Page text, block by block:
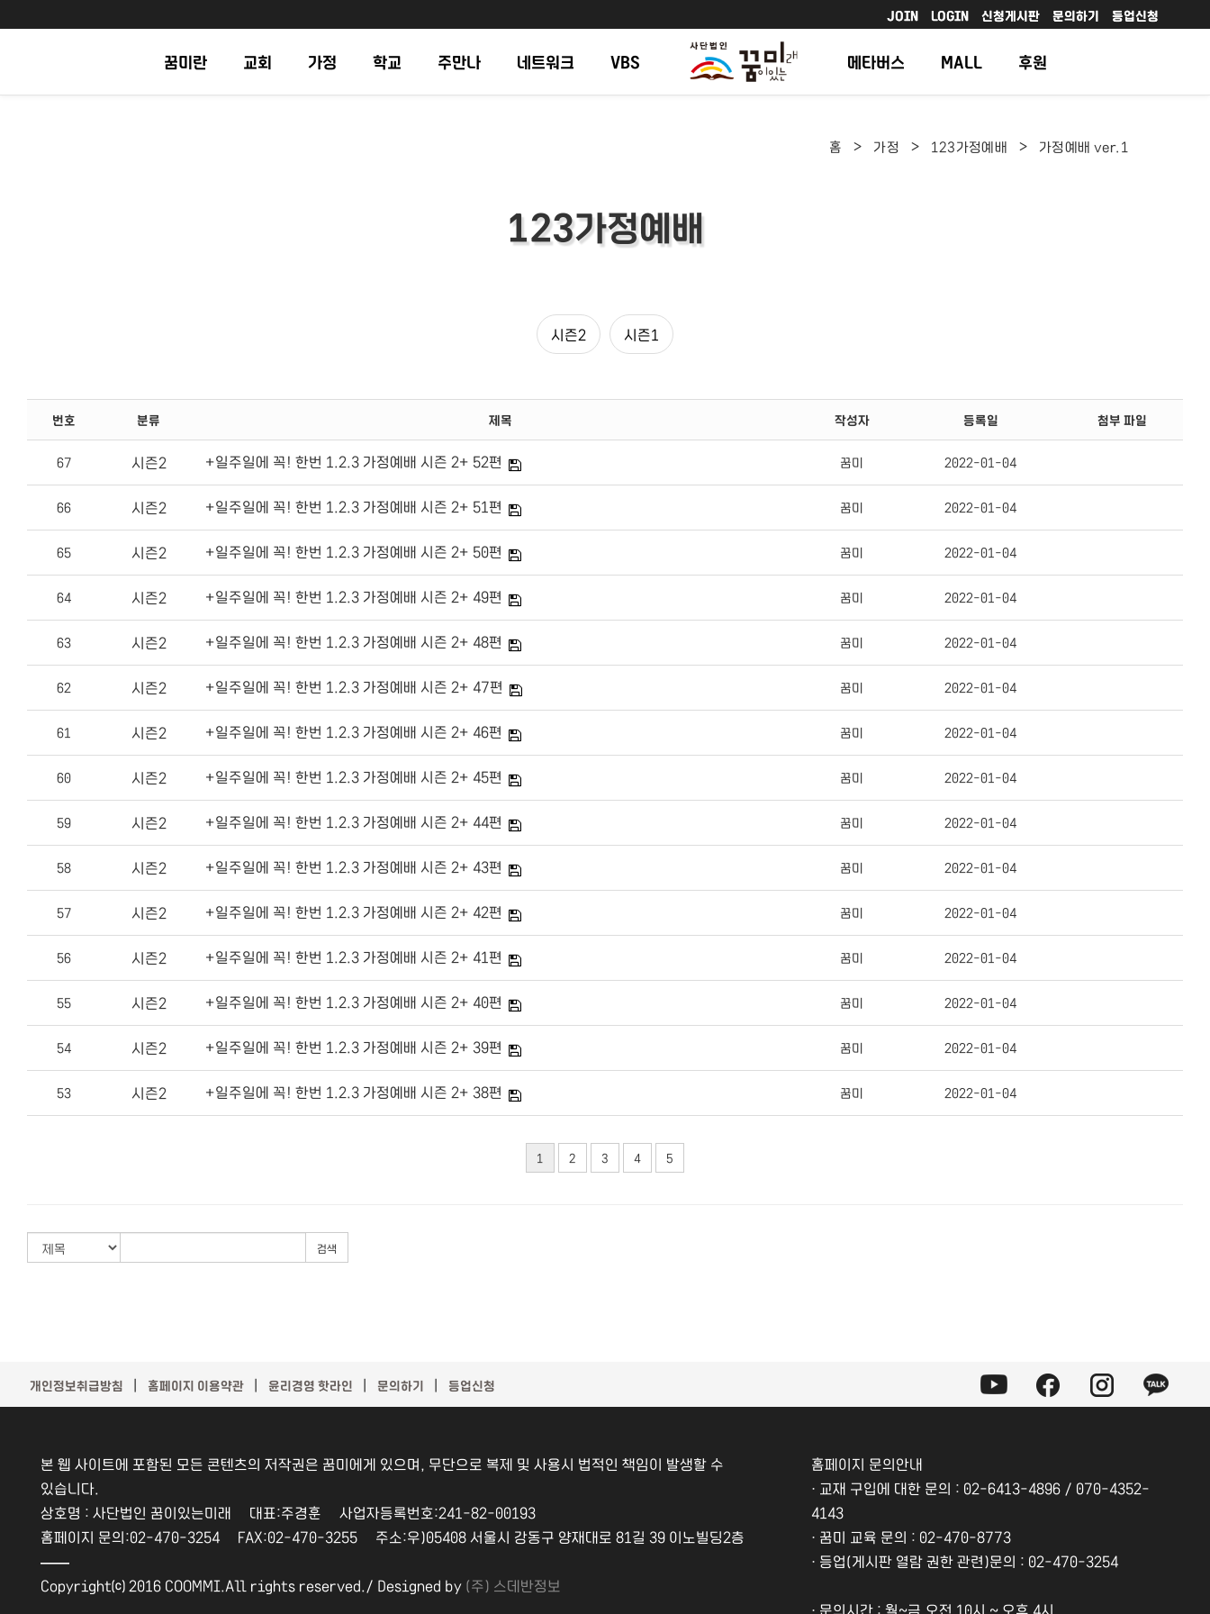
JOIN LOGIN 신청게시판 문의하기 등업신청
꿈미란 교회 가정 학교 주만나 네트워크 VBS 메타버스 MALL 후원
홈 > 가정 > 123가정예배 > 가정예배 ver.1
123가정예배
시즌2 시즌1
번호 분류 제목 작성자 등록일 첨부 파일
67 시즌2 +일주일에 꼭! 한번 1.2.3 가정예배 시즌 2+ 52편 꿈미 2022-01-04
66 시즌2 +일주일에 꼭! 한번 1.2.3 가정예배 시즌 2+ 51편 꿈미 2022-01-04
65 시즌2 +일주일에 꼭! 한번 1.2.3 가정예배 시즌 2+ 50편 꿈미 2022-01-04
64 시즌2 +일주일에 꼭! 한번 1.2.3 가정예배 시즌 2+ 49편 꿈미 2022-01-04
63 시즌2 +일주일에 꼭! 한번 1.2.3 가정예배 시즌 2+ 48편 꿈미 2022-01-04
62 시즌2 +일주일에 꼭! 한번 1.2.3 가정예배 시즌 2+ 47편 꿈미 2022-01-04
61 시즌2 +일주일에 꼭! 한번 1.2.3 가정예배 시즌 2+ 46편 꿈미 2022-01-04
60 시즌2 +일주일에 꼭! 한번 1.2.3 가정예배 시즌 2+ 45편 꿈미 2022-01-04
59 시즌2 +일주일에 꼭! 한번 1.2.3 가정예배 시즌 2+ 44편 꿈미 2022-01-04
58 시즌2 +일주일에 꼭! 한번 1.2.3 가정예배 시즌 2+ 43편 꿈미 2022-01-04
57 시즌2 +일주일에 꼭! 한번 1.2.3 가정예배 시즌 2+ 42편 꿈미 2022-01-04
56 시즌2 +일주일에 꼭! 한번 1.2.3 가정예배 시즌 2+ 41편 꿈미 2022-01-04
55 시즌2 +일주일에 꼭! 한번 1.2.3 가정예배 시즌 2+ 40편 꿈미 2022-01-04
54 시즌2 +일주일에 꼭! 한번 1.2.3 가정예배 시즌 2+ 39편 꿈미 2022-01-04
53 시즌2 +일주일에 꼭! 한번 1.2.3 가정예배 시즌 2+ 38편 꿈미 2022-01-04
1 2 3 4 5
검색
개인정보취급방침 ｜ 홈페이지 이용약관 ｜ 윤리경영 핫라인 ｜ 문의하기 ｜ 등업신청
본 웹 사이트에 포함된 모든 콘텐츠의 저작권은 꿈미에게 있으며, 무단으로 복제 및 사용시 법적인 책임이 발생할 수
있습니다.
상호명 : 사단법인 꿈이있는미래 대표:주경훈 사업자등록번호:241-82-00193
홈페이지 문의:02-470-3254 FAX:02-470-3255 주소:우)05408 서울시 강동구 양재대로 81길 39 이노빌딩2층
――
Copyright⒞ 2016 COOMMI.All rights reserved./ Designed by (주) 스데반정보
홈페이지 문의안내
· 교재 구입에 대한 문의 : 02-6413-4896 / 070-4352-
4143
· 꿈미 교육 문의 : 02-470-8773
· 등업(게시판 열람 권한 관련)문의 : 02-470-3254
· 문의시간 : 월~금,오전 10시 ~ 오후 4시